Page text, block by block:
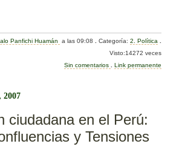
Panfichi Huamán a las 09:08 .Categoría:2. Política
Visto:14272 veces
Sin comentarios
Link permanente
2007
ciudadana en el Perú:
y Tensiones